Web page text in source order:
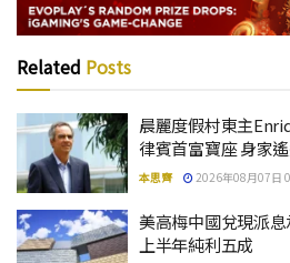
Related Posts
晨麗度假村東主
律賓首富寶座 身家
本思齊 2026年08月07日
美高梅中國兌現派
上半年純利五成